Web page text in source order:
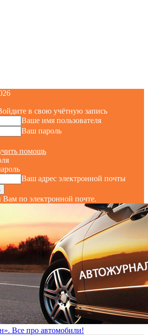
в свою учётную запись
Ваше имя пользователя
Ваш пароль
помощь
Ваш адрес электронной почты
Вам по электронной почте.
Все про автомобили!